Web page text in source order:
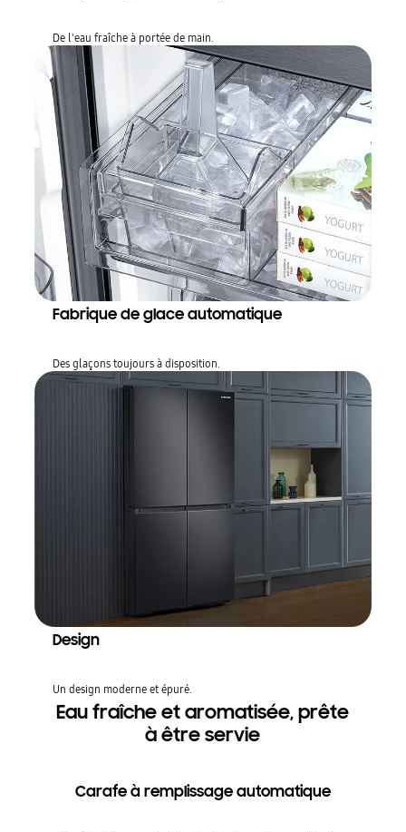
De l'eau fraîche à portée de main.
Fabrique de glace automatique
Des glaçons toujours à disposition.
Design
Un design moderne et épuré.
Eau fraîche et aromatisée, prête
à être servie
Carafe à remplissage automatique